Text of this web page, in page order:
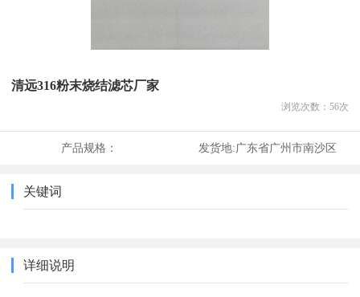
清远316粉末烧结滤芯厂家
浏览次数： 56次
产品规格： 发货地:广东省广州市南沙区
关键词
详细说明